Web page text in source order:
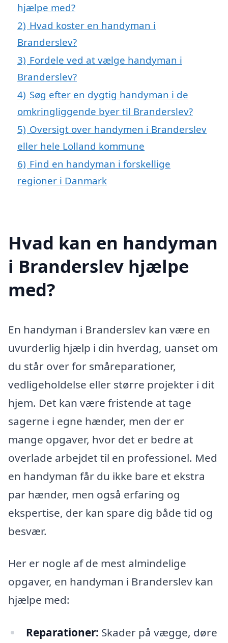
hjælpe med?
2) Hvad koster en handyman i
Branderslev?
3) Fordele ved at vælge handyman i
Branderslev?
4) Søg efter en dygtig handyman i de
omkringliggende byer til Branderslev?
5) Oversigt over handymen i Branderslev
eller hele Lolland kommune
6) Find en handyman i forskellige
regioner i Danmark
Hvad kan en handyman
i Branderslev hjælpe
med?
En handyman i Branderslev kan være en
uvurderlig hjælp i din hverdag, uanset om
du står over for småreparationer,
vedligeholdelse eller større projekter i dit
hjem. Det kan være fristende at tage
sagerne i egne hænder, men der er
mange opgaver, hvor det er bedre at
overlade arbejdet til en professionel. Med
en handyman får du ikke bare et ekstra
par hænder, men også erfaring og
ekspertise, der kan spare dig både tid og
besvær.
Her er nogle af de mest almindelige
opgaver, en handyman i Branderslev kan
hjælpe med:
Reparationer: Skader på vægge, døre